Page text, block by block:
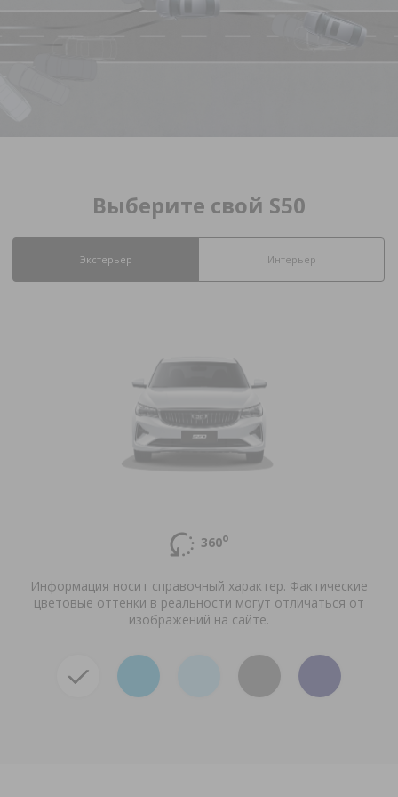
Выберите свой S50
Экстерьер Интерьер
360о
Информация носит справочный характер. Фактические
цветовые оттенки в реальности могут отличаться от
изображений на сайте.